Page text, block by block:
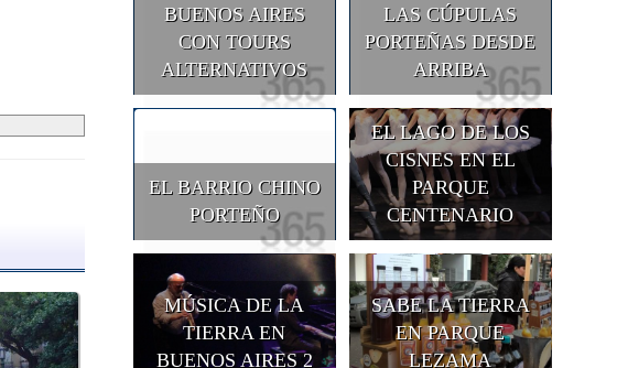
BUENOS AIRES
CON TOURS
ALTERNATIVOS
LAS CÚPULAS
PORTEÑAS DESDE
ARRIBA
EL BARRIO CHINO
PORTEÑO
EL LAGO DE LOS
CISNES EN EL
PARQUE
CENTENARIO
MÚSICA DE LA
TIERRA EN
BUENOS AIRES 2
SABE LA TIERRA
EN PARQUE
LEZAMA